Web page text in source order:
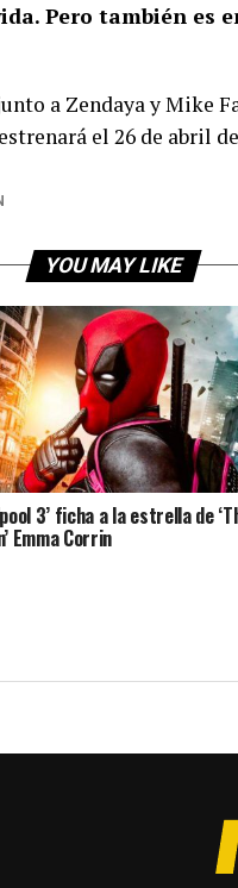
Pero también es
a Zendaya y Mike
el 26 de abril
YOU MAY LIKE
3’ ficha a la estrella de
Emma Corrin